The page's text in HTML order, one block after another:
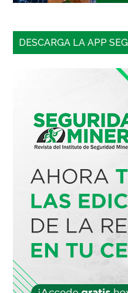
DESCARGA LA APP